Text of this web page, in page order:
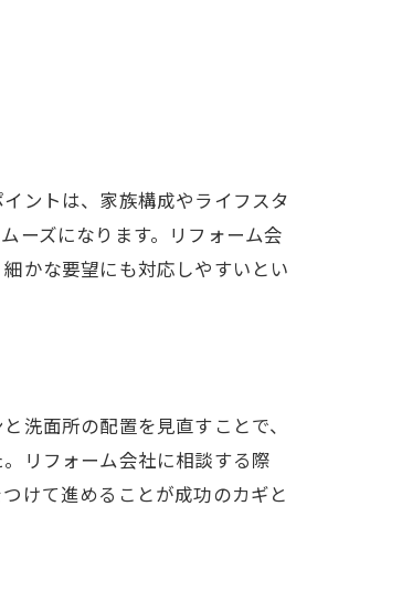
ントは、家族構成やライフスタ
ーズになります。リフォーム会
かな要望にも対応しやすいとい
洗面所の配置を見直すことで、
リフォーム会社に相談する際
けて進めることが成功のカギと